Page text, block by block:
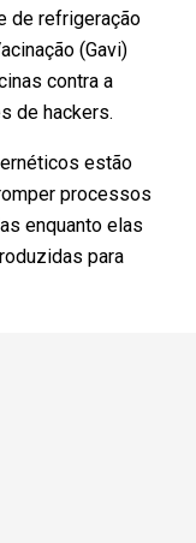
de refrigeração
(Gavi)
contra a
de hackers.
estão
processos
enquanto elas
para